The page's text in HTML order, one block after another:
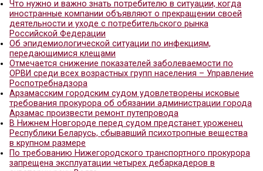
обращений в поддержку
О рекомендациях, как правильно выбрать
Рекомендации потребителям при покупках к 14
Управлением Роспотребнадзора привлечены к
административной ответственности
пассажиры которых находились без еды и воды
вследствие длительных задержек авиарейсов
Жители Нижегородской области могут вернуть
интернет-магазины на почте благодаря услуге
возврат»
в результате участия Управления
судебной защите потребителям присуждено
млн.рублей